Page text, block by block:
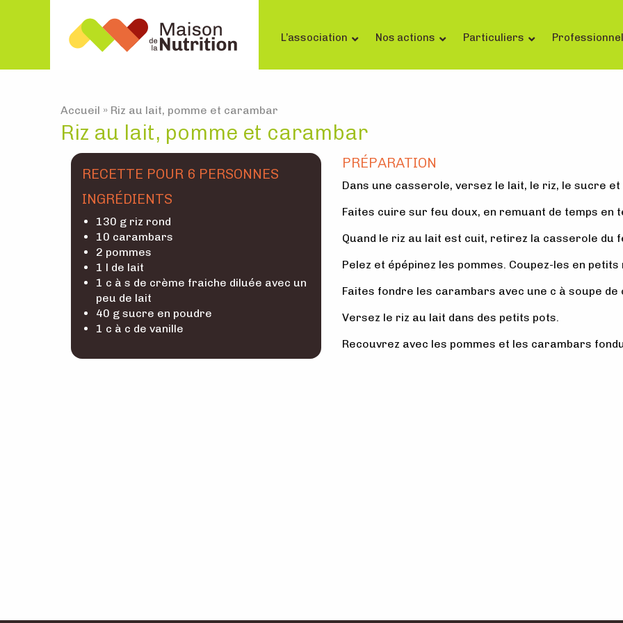
L’association Nos actions Particuliers
Accueil » Riz au lait, pomme et carambar
Riz au lait, pomme et carambar
RECETTE POUR 6 PERSONNES
INGRÉDIENTS
130 g riz rond
10 carambars
2 pommes
1 l de lait
1 c à s de crème fraiche diluée avec un
peu de lait
40 g sucre en poudre
1 c à c de vanille
PRÉPARATION
Dans une casserole, versez le lait, le riz, le sucre et
Faites cuire sur feu doux, en remuant de temps en
Quand le riz au lait est cuit, retirez la casserole du
Pelez et épépinez les pommes. Coupez-les en
Faites fondre les carambars avec une c à soupe
Versez le riz au lait dans des petits pots.
Recouvrez avec les pommes et les carambars